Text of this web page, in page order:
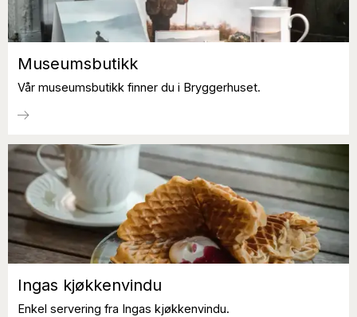
Museumsbutikk
Vår museumsbutikk finner du i Bryggerhuset.
Ingas kjøkkenvindu
Enkel servering fra Ingas kjøkkenvindu.